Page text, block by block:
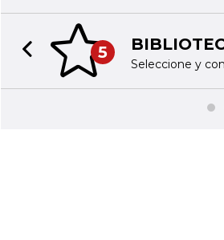
5
Seleccione y
Previous slide